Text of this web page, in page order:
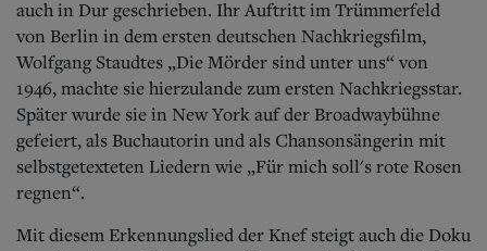
auch in Dur geschrieben. Ihr Auftritt im Trümmerfeld
von Berlin in dem ersten deutschen Nachkriegsfilm,
Wolfgang Staudtes „Die Mörder sind unter uns“ von
1946, machte sie hierzulande zum ersten Nachkriegsstar.
Später wurde sie in New York auf der Broadwaybühne
gefeiert, als Buchautorin und als Chansonsängerin mit
selbstgetexteten Liedern wie „Für mich soll's rote Rosen
regnen“.
Mit diesem Erkennungslied der Knef steigt auch die Doku